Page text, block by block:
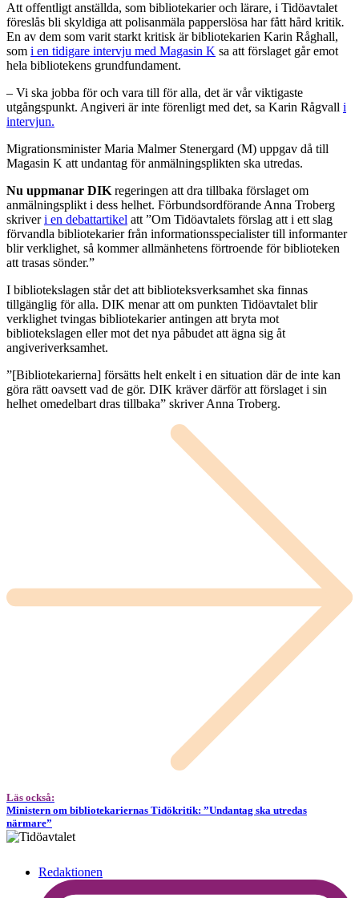
Att offentligt anställda, som bibliotekarier och lärare, i Tidöavtalet
föreslås bli skyldiga att polisanmäla papperslösa har fått hård kritik.
En av dem som varit starkt kritisk är bibliotekarien Karin Råghall,
som i en tidigare intervju med Magasin K sa att förslaget går emot
hela bibliotekens grundfundament.
– Vi ska jobba för och vara till för alla, det är vår viktigaste
utgångspunkt. Angiveri är inte förenligt med det, sa Karin Rågvall i
intervjun.
Migrationsminister Maria Malmer Stenergard (M) uppgav då till
Magasin K att undantag för anmälningsplikten ska utredas.
Nu uppmanar DIK regeringen att dra tillbaka förslaget om
anmälningsplikt i dess helhet. Förbundsordförande Anna Troberg
skriveri en debattartikel att ”Om Tidöavtalets förslag att i ett slag
förvandla bibliotekarier från informationsspecialister till informanter
blir verklighet, så kommer allmänhetens förtroende för biblioteken
att trasas sönder.”
I bibliotekslagen står det att biblioteksverksamhet ska finnas
tillgänglig för alla. DIK menar att om punkten Tidöavtalet blir
verklighet tvingas bibliotekarier antingen att bryta mot
bibliotekslagen eller mot det nya påbudet att ägna sig åt
angiveriverksamhet.
”[Bibliotekarierna] försätts helt enkelt i en situation där de inte kan
göra rätt oavsett vad de gör. DIK kräver därför att förslaget i sin
helhet omedelbart dras tillbaka” skriver Anna Troberg.
Läs också:
Ministern om bibliotekariernas Tidökritik: ”Undantag ska utredas
närmare”
Redaktionen